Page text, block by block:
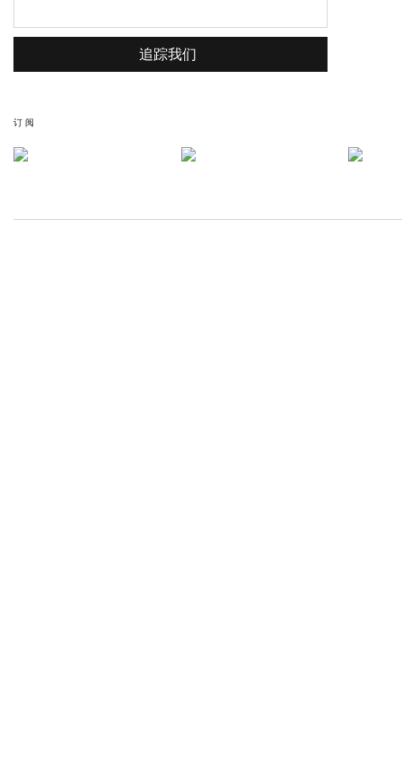
追踪我们
订阅